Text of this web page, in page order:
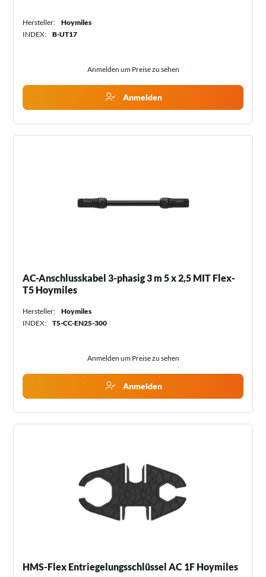
Hersteller:
Hoymiles
INDEX:
B-UT17
Anmelden um Preise zu sehen
Anmelden
AC-Anschlusskabel 3-phasig 3 m 5 x 2,5 MIT Flex-
T5 Hoymiles
Hersteller:
Hoymiles
INDEX:
T5-CC-EN25-300
Anmelden um Preise zu sehen
Anmelden
HMS-Flex Entriegelungsschlüssel AC 1F Hoymiles